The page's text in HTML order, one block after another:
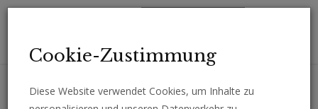
Cookie-Zustimmung
Diese Website verwendet Cookies, um Inhalte zu